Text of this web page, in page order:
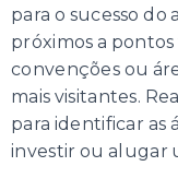
para o sucesso
próximos a
convenções ou
mais visitantes.
para identificar as
investir ou alugar